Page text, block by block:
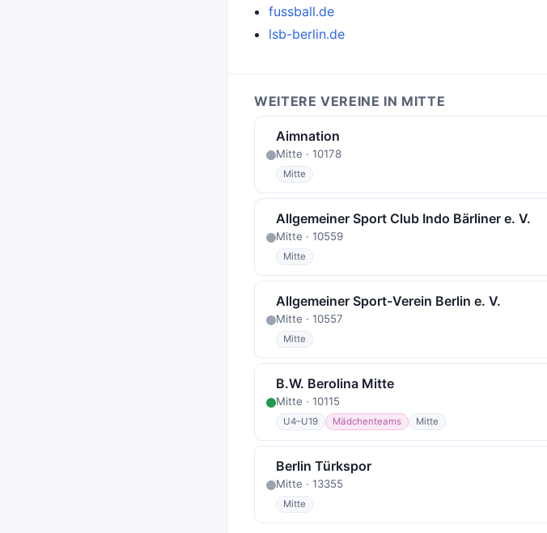
fussball.de
lsb-berlin.de
WEITERE VEREINE IN MITTE
Aimnation
Mitte · 10178
Mitte
Allgemeiner Sport Club Indo Bärliner e. V.
Mitte · 10559
Mitte
Allgemeiner Sport-Verein Berlin e. V.
Mitte · 10557
Mitte
B.W. Berolina Mitte
Mitte · 10115
U4–U19 Mädchenteams Mitte
Berlin Türkspor
Mitte · 13355
Mitte